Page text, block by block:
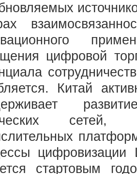
цифровой
Китай
сетей,
цифровизации
стартовым